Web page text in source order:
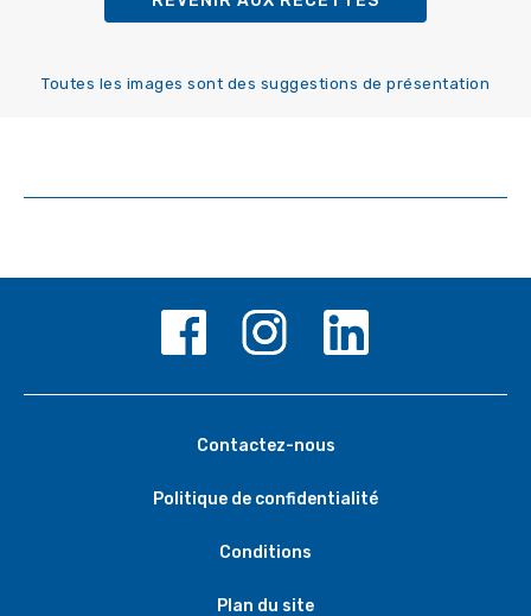
Toutes les images sont des suggestions de présentation
Contactez-nous
Politique de confidentialité
Conditions
Plan du site